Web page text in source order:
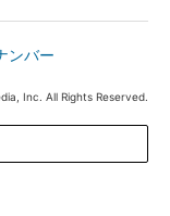
ンバー
Inc. All Rights Reserved.